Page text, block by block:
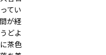
てい
が経
どよ
茶色